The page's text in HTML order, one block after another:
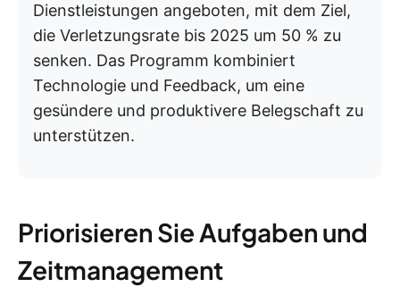
Dienstleistungen angeboten, mit dem Ziel,
die Verletzungsrate bis 2025 um 50 % zu
senken. Das Programm kombiniert
Technologie und Feedback, um eine
gesündere und produktivere Belegschaft zu
unterstützen.
Priorisieren Sie Aufgaben und
Zeitmanagement